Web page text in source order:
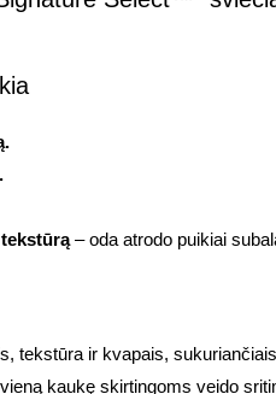
– oda atrodo puikiai
tekstūra ir kvapais,
kaukę skirtingoms veido